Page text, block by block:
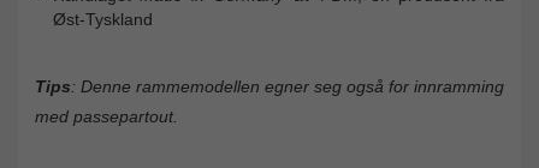
Øst-Tyskland
Tips: Denne rammemodellen egner seg også for innramming
med passepartout.